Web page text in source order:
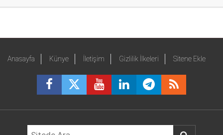
Anasayfa Künye İletişim Gizlilik İlkeleri Sitene Ekle